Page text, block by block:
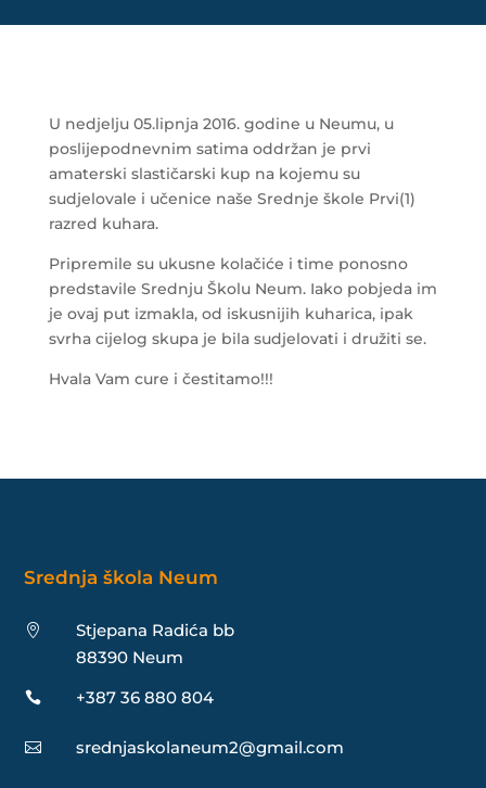
U nedjelju 05.lipnja 2016. godine u Neumu, u
poslijepodnevnim satima oddržan je prvi
amaterski slastičarski kup na kojemu su
sudjelovale i učenice naše Srednje škole Prvi(1)
razred kuhara.
Pripremile su ukusne kolačiće i time ponosno
predstavile Srednju Školu Neum. Iako pobjeda im
je ovaj put izmakla, od iskusnijih kuharica, ipak
svrha cijelog skupa je bila sudjelovati i družiti se.
Hvala Vam cure i čestitamo!!!
Srednja škola Neum

Stjepana Radića bb
88390 Neum
 +387 36 880 804
 srednjaskolaneum2@gmail.com